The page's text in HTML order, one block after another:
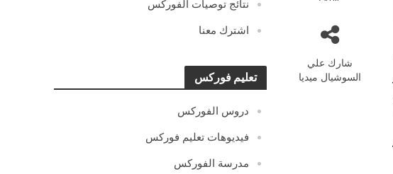
نتائج توصيات الفوركس
اشترك معنا
تعليم فوركس
دروس الفوركس
فيديوهات تعليم فوركس
مدرسة الفوركس
شارك علي
السوشيال ميديا